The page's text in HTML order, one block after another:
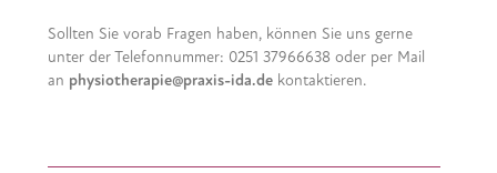
Sollten Sie vorab Fragen haben, können Sie uns gerne
unter der Telefonnummer: 0251 37966638 oder per Mail
an physiotherapie@praxis-ida.dekontaktieren.